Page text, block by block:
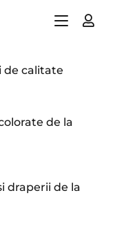
de calitate
de la
draperii de la